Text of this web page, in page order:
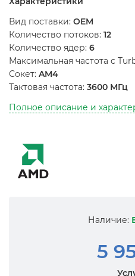
Вид поставки: OEM
Количество потоков: 12
Количество ядер: 6
Максимальная частота с
Сокет: AM4
Тактовая частота: 3600 МГц
Полное описание и
Наличие:
5